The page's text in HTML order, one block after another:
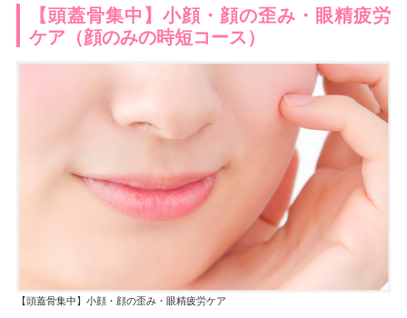
【頭蓋骨集中】小顔・顔の歪み・眼精疲労
ケア（顔のみの時短コース）
【頭蓋骨集中】小顔・顔の歪み・眼精疲労ケア